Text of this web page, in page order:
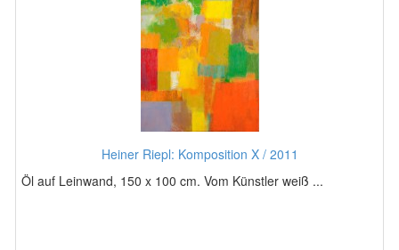
Heiner Riepl: Komposition X / 2011
Öl auf Leinwand, 150 x 100 cm. Vom Künstler weiß ...